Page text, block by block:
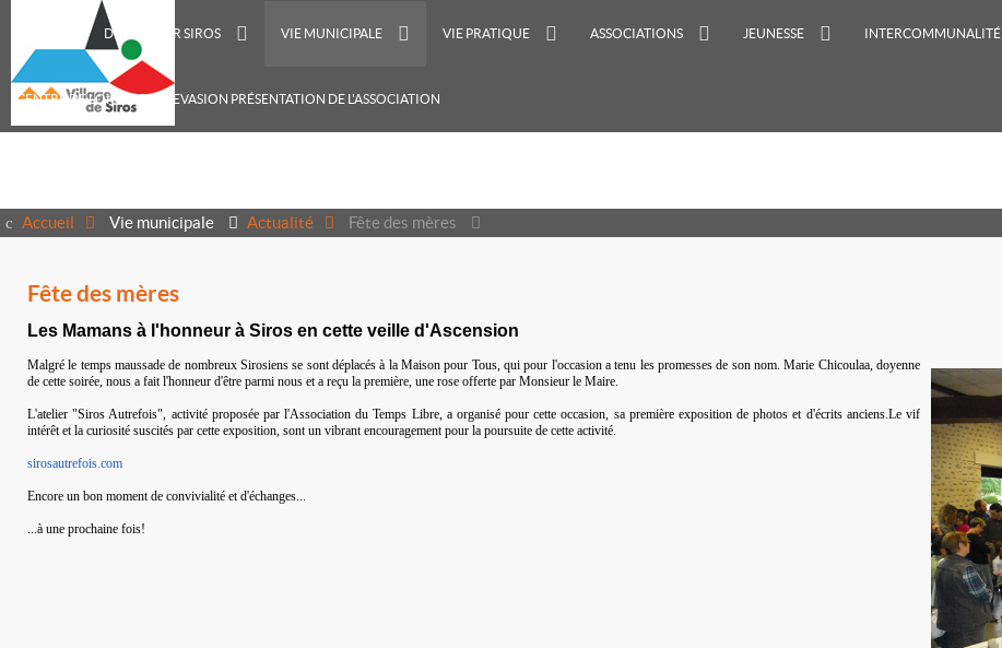
DÉCOUVRIR SIROS VIE MUNICIPALE VIE PRATIQUE ASSOCIATIONS JEUNESSE INTERCOMMUNALITÉ
CENTRE DE LOISIRS RECREVASION PRÉSENTATION DE L'ASSOCIATION
Accueil Vie municipale Actualité Fête des mères
Fête des mères
Les Mamans à l'honneur à Siros en cette veille d'Ascension
Malgré le temps maussade de nombreux Sirosiens se sont déplacés à la Maison pour Tous, qui pour l'occasion a tenu les promesses de son nom.Marie Chicoulaa, doyenne
de cette soirée, nous a fait l'honneur d'être parmi nous et a reçu la première, une rose offerte par Monsieur le Maire.
L'atelier "Siros Autrefois", activité proposée par l'Association du Temps Libre, a organisé pour cette occasion, sa première exposition de photos et d'écrits anciens.Le vif
intérêt et la curiosité suscités par cette exposition, sont un vibrant encouragement pour la poursuite de cette activité.
sirosautrefois.com
Encore un bon moment de convivialité et d'échanges...
...à une prochaine fois!